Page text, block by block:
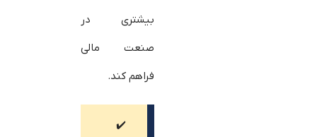
بیشتری در
صنعت مالی
فراهم کند.
✔️